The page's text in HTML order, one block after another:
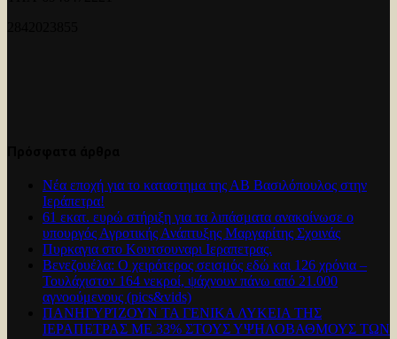
Νέα εποχή για το καταστημα της ΑΒ Βασιλόπουλος στην
Ιεράπετρα!
61 εκατ. ευρώ στήριξη για τα λιπάσματα ανακοίνωσε ο
υπουργός Αγροτικής Ανάπτυξης Μαργαρίτης Σχοινάς
Πυρκαγια στο Κουτσουναρι Ιεραπετρας.
Βενεζουέλα: Ο χειρότερος σεισμός εδώ και 126 χρόνια –
Τουλάχιστον 164 νεκροί, ψάχνουν πάνω από 21.000
αγνοούμενους (pics&vids)
ΠΑΝΗΓΥΡΊΖΟΥΝ ΤΑ ΓΕΝΙΚΑ ΛΥΚΕΙΑ ΤΗΣ
ΙΕΡΑΠΕΤΡΑΣ ΜΕ 33% ΣΤΟΥΣ ΥΨΗΛΟΒΑΘΜΟΥΣ ΤΩΝ